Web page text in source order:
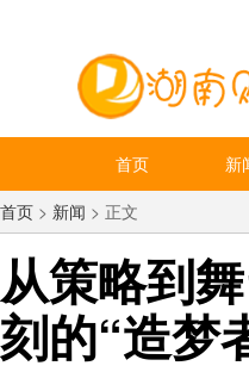
首页 新
首页 > 新闻 > 正文
从策略到
刻的“造梦